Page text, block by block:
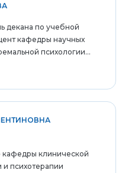
декана по учебной
кафедры научных
психологии...
клинической
и психотерапии